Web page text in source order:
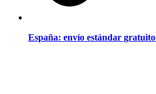
España: envío estándar gratuito